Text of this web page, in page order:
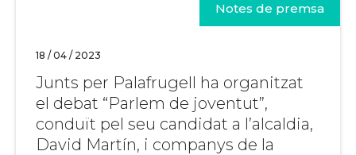
Notes de premsa
18 / 04 / 2023
Junts per Palafrugell ha organitzat
el debat “Parlem de joventut”,
conduït pel seu candidat a l’alcaldia,
David Martín, i companys de la